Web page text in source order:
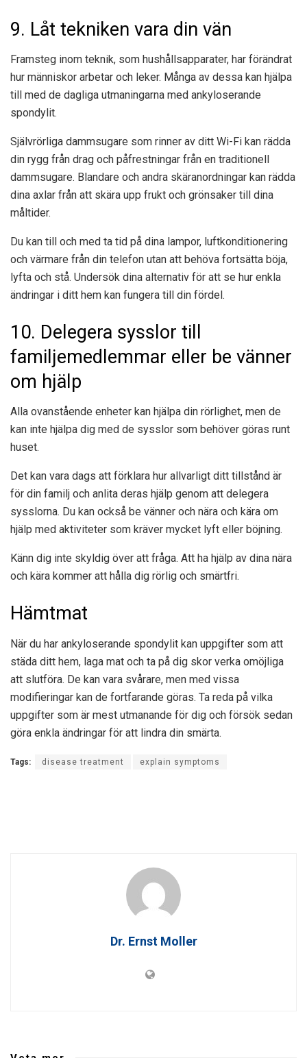
9. Låt tekniken vara din vän
Framsteg inom teknik, som hushållsapparater, har förändrat
hur människor arbetar och leker. Många av dessa kan hjälpa
till med de dagliga utmaningarna med ankyloserande
spondylit.
Självrörliga dammsugare som rinner av ditt Wi-Fi kan rädda
din rygg från drag och påfrestningar från en traditionell
dammsugare. Blandare och andra skäranordningar kan rädda
dina axlar från att skära upp frukt och grönsaker till dina
måltider.
Du kan till och med ta tid på dina lampor, luftkonditionering
och värmare från din telefon utan att behöva fortsätta böja,
lyfta och stå. Undersök dina alternativ för att se hur enkla
ändringar i ditt hem kan fungera till din fördel.
10. Delegera sysslor till
familjemedlemmar eller be vänner
om hjälp
Alla ovanstående enheter kan hjälpa din rörlighet, men de
kan inte hjälpa dig med de sysslor som behöver göras runt
huset.
Det kan vara dags att förklara hur allvarligt ditt tillstånd är
för din familj och anlita deras hjälp genom att delegera
sysslorna. Du kan också be vänner och nära och kära om
hjälp med aktiviteter som kräver mycket lyft eller böjning.
Känn dig inte skyldig över att fråga. Att ha hjälp av dina nära
och kära kommer att hålla dig rörlig och smärtfri.
Hämtmat
När du har ankyloserande spondylit kan uppgifter som att
städa ditt hem, laga mat och ta på dig skor verka omöjliga
att slutföra. De kan vara svårare, men med vissa
modifieringar kan de fortfarande göras. Ta reda på vilka
uppgifter som är mest utmanande för dig och försök sedan
göra enkla ändringar för att lindra din smärta.
Tags: disease treatment explain symptoms
Dr. Ernst Moller